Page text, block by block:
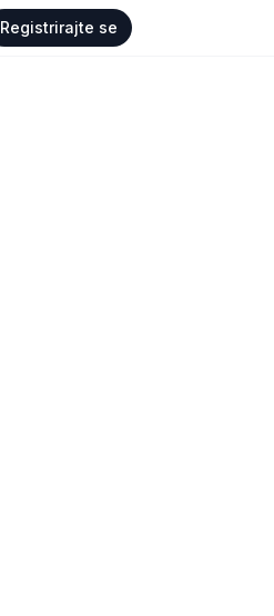
Registrirajte se